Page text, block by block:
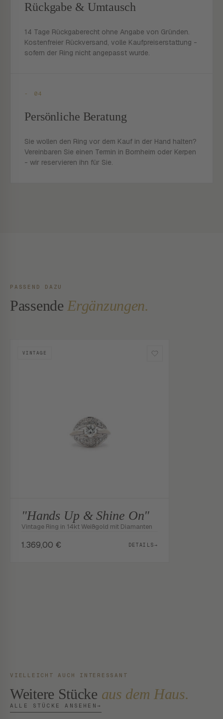
Rückgabe & Umtausch
14 Tage Rückgaberecht ohne Angabe von Gründen.
Kostenfreier Rückversand, volle Kaufpreiserstattung -
sofern der Ring nicht angepasst wurde.
- 04
Persönliche Beratung
Sie wollen den Ring vor dem Kauf in der Hand halten?
Vereinbaren Sie einen Termin in Bornheim oder Kerpen
- wir reservieren ihn für Sie.
PASSEND DAZU
Passende Ergänzungen.
VINTAGE
"Hands Up & Shine On"
Vintage Ring in 14kt Weißgold mit Diamanten
1.369,00 € DETAILS→
VIELLEICHT AUCH INTERESSANT
Weitere Stücke aus dem Haus.
ALLE STÜCKE ANSEHEN →